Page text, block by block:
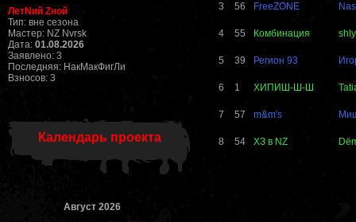
ЛетNий Zной
Тип: вне сезона
Мастер: NZ Nvrsk
Дата: 01.08.2026
Заявлено: 3
Последняя: НакМакФигЛи
Взносов: 3
Календарь проекта
Август 2026
3 56 FreeZONE
4 55 Комбинация
5 39 Регион 93
6 1 ХИПИШ-Ш-Ш
7 57 m&m's
8 54 ХЗ в NZ